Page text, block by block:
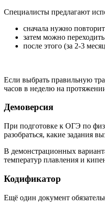
Специалисты предлагают
сначала нужно
затем можно
после этого (за 2-3
Если выбрать правильную
часов в неделю на
Демоверсия
При подготовке к ОГЭ по
разобраться, какие задания
В демонстрационных
температур плавления и
Кодификатор
Ещё один документ